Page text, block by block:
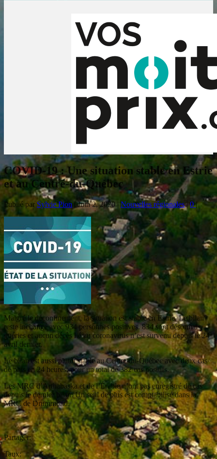
COVID-19 : Une situation stable en Estrie
et au Centre-du-Québec
Publié par Sylvie Pion |Juin 2, 2020 | Nouvelles régionales|0|
Malgré le déconfinement, la situation est stable en Estrie. Le bilan
reste inchangé avec 934 personnes positives. 834 sont désormais
guéries et aucun décès lié au coronavirus n’est survenu depuis le 24
avril dernier.
Le bilan est aussi plutôt stable au Centre-du-Québec avec deux cas
de plus en 24 heures, pour un total de 382 cas positifs.
Les MRC d’Arthabaska et de l’Érable n’ont pas enregistré de cas
depuis le dernier bilan. Un seul de plus est comptabilisé dans la
MRC de Drummond.
Partager:
Taux: